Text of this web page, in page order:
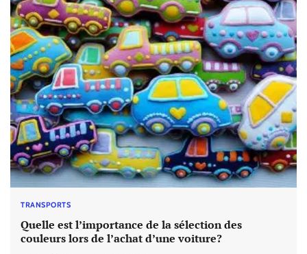
TRANSPORTS
Quelle est l’importance de la sélection des
couleurs lors de l’achat d’une voiture?